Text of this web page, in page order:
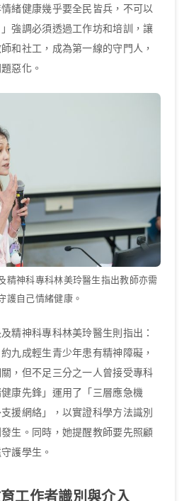
緒健康幾乎要全民皆兵，不可以
強調必須透過工作坊和培訓，讓
和社工，成為第一線的守門人，
惡化。
精神科專科林美玲醫生指出教師亦需
護自己情緒健康。
精神科專科林美玲醫生則指出：
九成輕生青少年患有精神障礙，
，但不足三分之一人曾接受專科
康先鋒」運用了「三層應急機
援網絡」，以實證科學方法識別
生。同時，她提醒教師要先照顧
護學生。
工作者識別與介入